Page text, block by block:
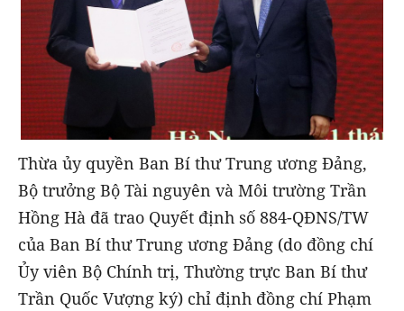
Thừa ủy quyền Ban Bí thư Trung ương Đảng,
Bộ trưởng Bộ Tài nguyên và Môi trường Trần
Hồng Hà đã trao Quyết định số 884-QĐNS/TW
của Ban Bí thư Trung ương Đảng (do đồng chí
Ủy viên Bộ Chính trị, Thường trực Ban Bí thư
Trần Quốc Vượng ký) chỉ định đồng chí Phạm